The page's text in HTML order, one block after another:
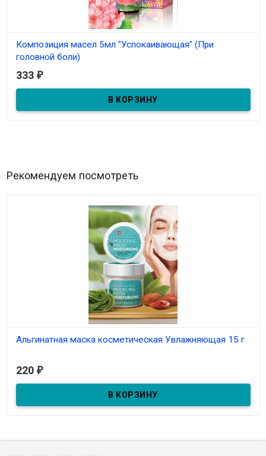
Композиция масел 5мл "Успокаивающая" (При
головной боли)
В наличии
Композиция масел 5мл "При головной боли"
333 ₽
Рекомендуем посмотреть
Альгинатная маска косметическая Увлажняющая 15 г
220 ₽